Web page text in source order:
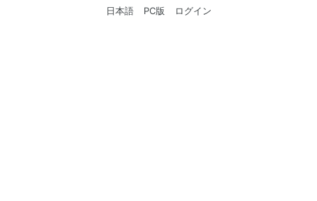
日本語 PC版 ログイン